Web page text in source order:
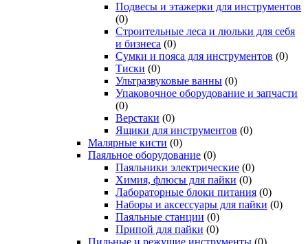
Подвесы и этажерки для инструментов
(0)
Строительные леса и люльки для себя
и бизнеса (0)
Сумки и пояса для инструментов (0)
Тиски (0)
Ультразвуковые ванны (0)
Упаковочное оборудование и запчасти
(0)
Верстаки (0)
Ящики для инструментов (0)
Малярные кисти (0)
Паяльное оборудование (0)
Паяльники электрические (0)
Химия, флюсы для пайки (0)
Лабораторные блоки питания (0)
Наборы и аксессуары для пайки (0)
Паяльные станции (0)
Припой для пайки (0)
Пильные и режущие инструменты (0)